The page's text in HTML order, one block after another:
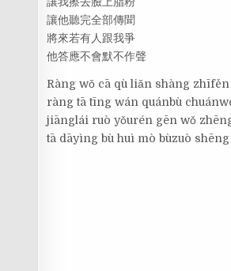
讓他聽完全部傳聞
將來若有人跟我爭
他答應不會默不作聲
Ràng wǒ cā qù liǎn shàng zhīfěn
ràng tā tīng wán quánbù
jiānglái ruò yǒurén gēn wǒ
tā dāyìng bù huì mò bùzuò shēng